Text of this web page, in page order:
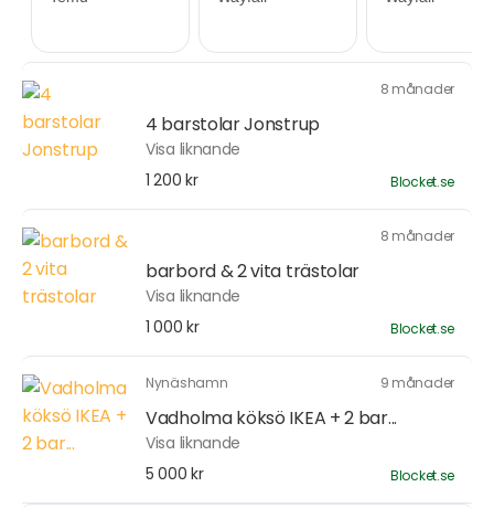
8 månader
4 barstolar Jonstrup
Visa liknande
1 200 kr
Blocket.se
8 månader
barbord & 2 vita trästolar
Visa liknande
1 000 kr
Blocket.se
Nynäshamn 9 månader
Vadholma köksö IKEA + 2 bar...
Visa liknande
5 000 kr
Blocket.se